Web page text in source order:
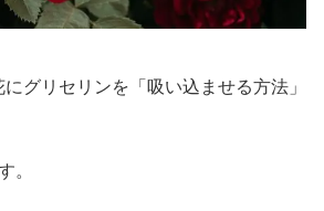
グリセリンを「吸い込ませる方法」
。